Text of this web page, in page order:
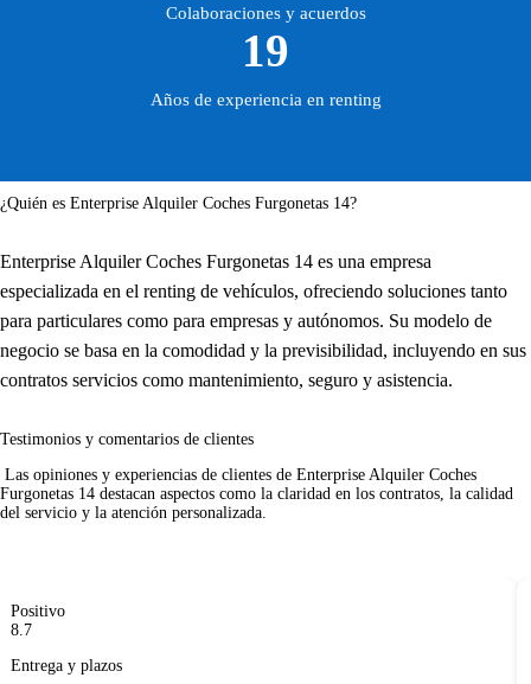
Colaboraciones y acuerdos
19
Años de experiencia en renting
¿Quién es Enterprise Alquiler Coches Furgonetas 14?
Enterprise Alquiler Coches Furgonetas 14 es una empresa
especializada en el renting de vehículos, ofreciendo soluciones tanto
para particulares como para empresas y autónomos. Su modelo de
negocio se basa en la comodidad y la previsibilidad, incluyendo en sus
contratos servicios como mantenimiento, seguro y asistencia.
Testimonios y comentarios de clientes
Furgonetas 14 destacan aspectos como la claridad en los contratos, la calidad
del servicio y la atención personalizada.
Positivo
8.7
Entrega y plazos